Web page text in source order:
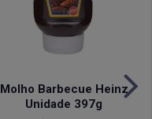
Molho Barbecue Heinz
Unidade 397g